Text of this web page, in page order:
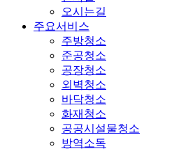
오시는길
주요서비스
주방청소
준공청소
공장청소
외벽청소
바닥청소
화재청소
공공시설물청소
방역소독